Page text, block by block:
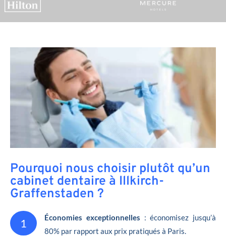
Pourquoi nous choisir plutôt qu’un
cabinet dentaire à Illkirch-
Graffenstaden ?
1 Économies exceptionnelles : économisez jusqu’à
80% par rapport aux prix pratiqués à Paris.